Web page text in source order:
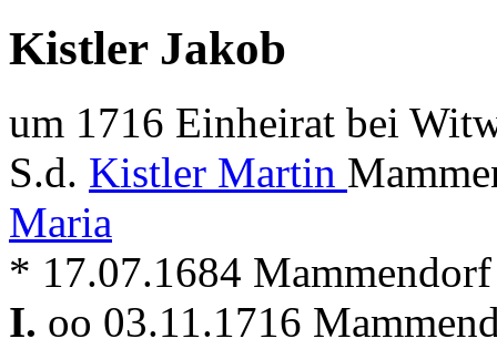
Kistler Jakob
um 1716 Einheirat bei
S.d. Kistler Martin
Maria
* 17.07.1684
I. oo 03.11.1716